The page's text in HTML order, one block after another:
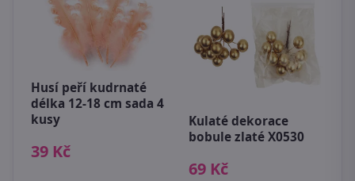
Husí peří kudrnaté
délka 12-18 cm sada 4
kusy
39 Kč
Kulaté dekorace
bobule zlaté X0530
69 Kč